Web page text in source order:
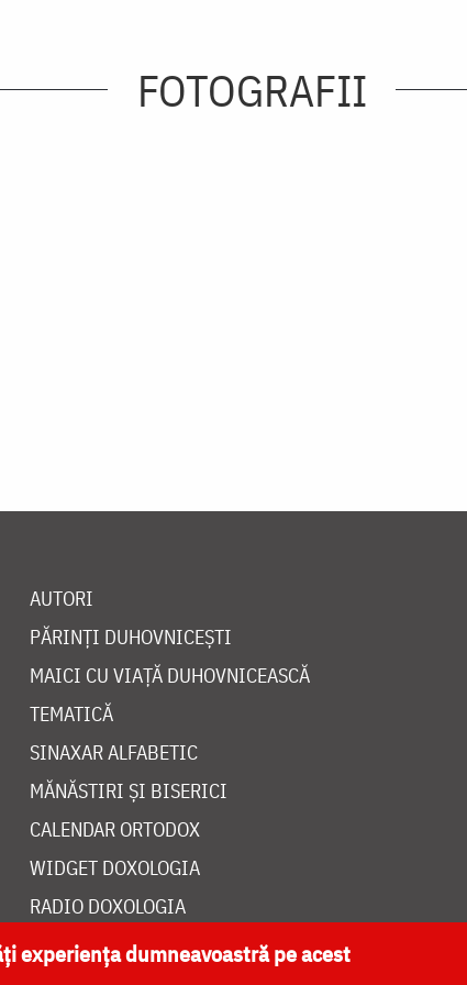
FOTOGRAFII
AUTORI
PĂRINȚI DUHOVNICEȘTI
MAICI CU VIAȚĂ DUHOVNICEASCĂ
TEMATICĂ
SINAXAR ALFABETIC
MĂNĂSTIRI ȘI BISERICI
CALENDAR ORTODOX
WIDGET DOXOLOGIA
RADIO DOXOLOGIA
experiența dumneavoastră pe acest